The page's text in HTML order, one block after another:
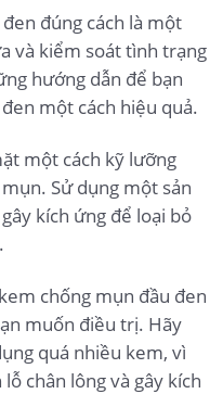
đúng cách là một
và kiểm soát tình trạng
hướng dẫn để bạn
một cách hiệu quả.
một cách kỹ lưỡng
Sử dụng một sản
kích ứng để loại bỏ
chống mụn đầu đen
muốn điều trị. Hãy
quá nhiều kem, vì
chân lông và gây kích